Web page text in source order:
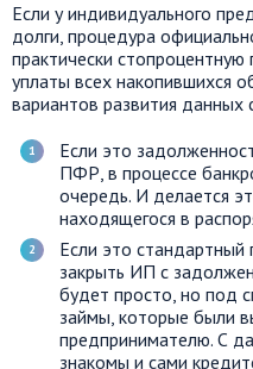
Если у индивидуального
долги, процедура
практически стопроцентную
уплаты всех накопившихся
вариантов развития данных
Если это
ПФР, в процессе
очередь. И делается
находящегося в
Если это стандартный
закрыть ИП с
будет просто, но под
займы, которые были
предпринимателю. С
знакомы и сами